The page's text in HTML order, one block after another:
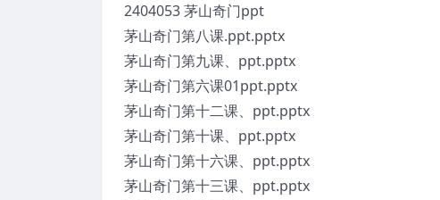
2404053 茅山奇门ppt
茅山奇门第八课.ppt.pptx
茅山奇门第九课、ppt.pptx
茅山奇门第六课01ppt.pptx
茅山奇门第十二课、ppt.pptx
茅山奇门第十课、ppt.pptx
茅山奇门第十六课、ppt.pptx
茅山奇门第十三课、ppt.pptx